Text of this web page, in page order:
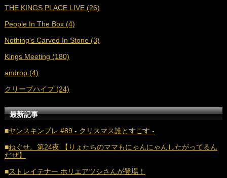
■2021年10月 (25)
■2021年9月 (29)
■2021年8月 (31)
■2021年7月 (38)
■2021年6月 (36)
■2021年5月 (27)
■2021年4月 (35)
■2021年1月 (38)
■2020年12月 (21)
THE KINGS PLACE LIVE (26)
People In The Box (4)
Nothing's Carved In Stone (3)
Kings Meeting (180)
androp (4)
クリープハイプ (24)
最新記事
■ヤンスキンプレ #89 - クリスマス誰とすごす -
■ねぐせ。第24夜 【りょたちのママもにゃんにゃんしたがってるん
だぜ】
■ストレイテナー ホリエアツシさんが登場！